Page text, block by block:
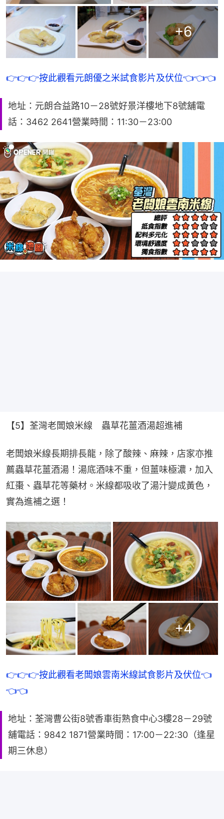
+6
👉👉👉按此觀看元朗優之米試食影片及伏位👈👈👈
地址：元朗合益路10－28號好景洋樓地下8號舖​電
話：3462 2641營業時間：11:30－23:00
【5】荃灣老闆娘米線　蟲草花薑酒湯超進補
老闆娘米線長期排長龍，除了酸辣、麻辣，店家亦推
薦蟲草花薑酒湯！湯底酒味不重，但薑味極濃，加入
紅棗、蟲草花等藥材。米線都吸收了湯汁變成黃色，
實為進補之選！
+4
👉👉👉按此觀看老闆娘雲南米線試食影片及伏位👈
👈👈
地址：荃灣曹公街8號香車街熟食中心3樓28－29號
舖電話：9842 1871營業時間：17:00－22:30（逢星
期三休息）